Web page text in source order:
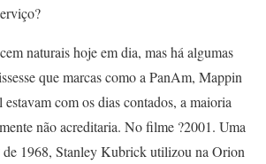
naturais hoje em dia, mas há algumas
que marcas como a PanAm, Mappin
com os dias contados, a maioria
não acreditaria. No filme ?2001. Uma
de 1968, Stanley Kubrick utilizou na Orion